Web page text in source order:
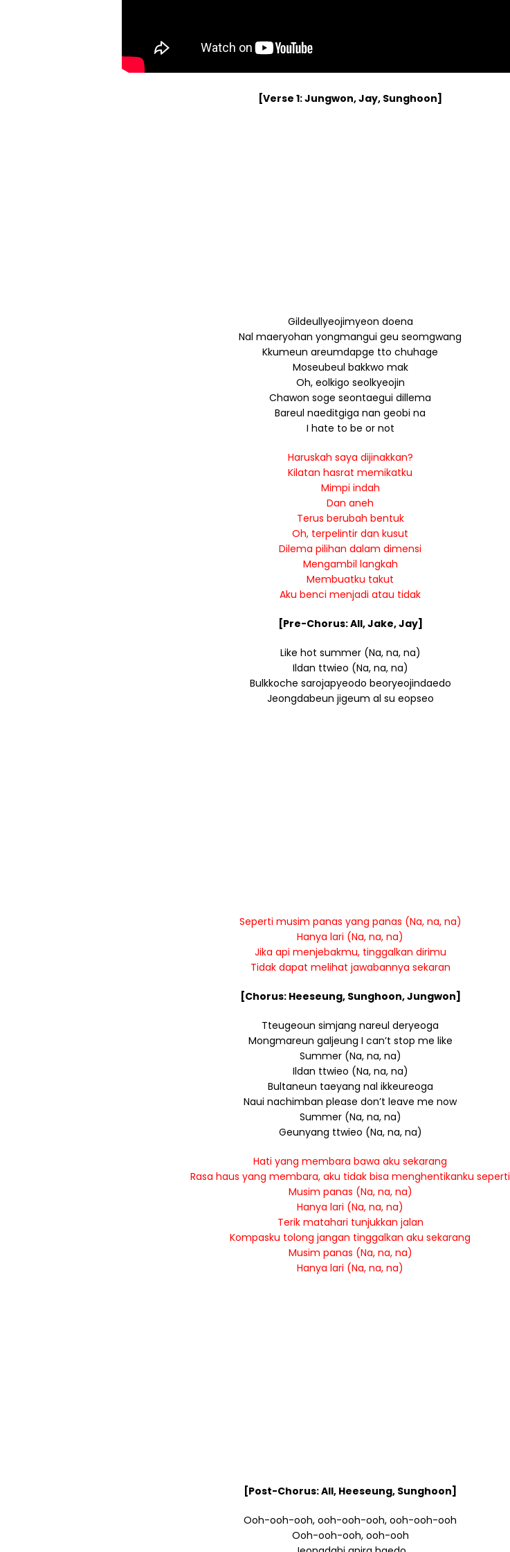
[Verse 1: Jungwon, Jay, Sunghoon]
Gildeullyeojimyeon doena
Nal maeryohan yongmangui geu seomgwang
Kkumeun areumdapge tto chuhage
Moseubeul bakkwo mak
Oh, eolkigo seolkyeojin
Chawon soge seontaegui dillema
Bareul naeditgiga nan geobi na
I hate to be or not
Haruskah saya dijinakkan?
Kilatan hasrat memikatku
Mimpi indah
Dan aneh
Terus berubah bentuk
Oh, terpelintir dan kusut
Dilema pilihan dalam dimensi
Mengambil langkah
Membuatku takut
Aku benci menjadi atau tidak
[Pre-Chorus: All, Jake, Jay]
Like hot summer (Na, na, na)
Ildan ttwieo (Na, na, na)
Bulkkoche sarojapyeodo beoryeojindaedo
Jeongdabeun jigeum al su eopseo
Seperti musim panas yang panas (Na, na, na)
Hanya lari (Na, na, na)
Jika api menjebakmu, tinggalkan dirimu
Tidak dapat melihat jawabannya sekaran
[Chorus: Heeseung, Sunghoon, Jungwon]
Tteugeoun simjang nareul deryeoga
Mongmareun galjeung I can’t stop me like
Summer (Na, na, na)
Ildan ttwieo (Na, na, na)
Bultaneun taeyang nal ikkeureoga
Naui nachimban please don’t leave me now
Summer (Na, na, na)
Geunyang ttwieo (Na, na, na)
Hati yang membara bawa aku sekarang
Rasa haus yang membara, aku tidak bisa menghentikanku seperti
Musim panas (Na, na, na)
Hanya lari (Na, na, na)
Terik matahari tunjukkan jalan
Kompasku tolong jangan tinggalkan aku sekarang
Musim panas (Na, na, na)
Hanya lari (Na, na, na)
[Post-Chorus: All, Heeseung, Sunghoon]
Ooh-ooh-ooh, ooh-ooh-ooh, ooh-ooh-ooh
Ooh-ooh-ooh, ooh-ooh